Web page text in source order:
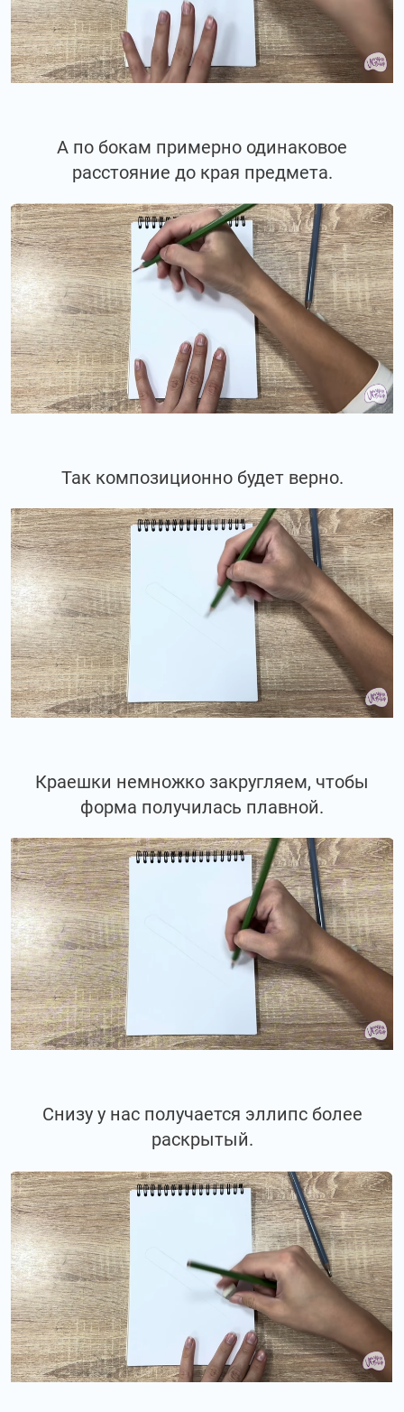
А по бокам примерно одинаковое
расстояние до края предмета.
Так композиционно будет верно.
Краешки немножко закругляем, чтобы
форма получилась плавной.
Снизу у нас получается эллипс более
раскрытый.